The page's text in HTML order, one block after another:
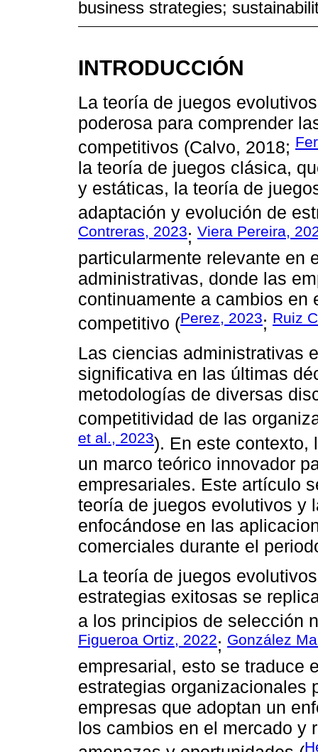
business strategies;
INTRODUCCIÓN
La teoría de juegos
poderosa para comprender
competitivos (Calvo, 2018;
la teoría de juegos clásica,
y estáticas, la teoría de
adaptación y evolución de
Contreras, 2023; Viera Pereira,
particularmente relevante en
administrativas, donde las
continuamente a cambios en
competitivo (Perez, 2023; Ruiz
Las ciencias administrativas
significativa en las últimas
metodologías de diversas
competitividad de las
et al., 2023). En este contexto,
un marco teórico innovador
empresariales. Este artículo
teoría de juegos evolutivos y
enfocándose en las
comerciales durante el
La teoría de juegos
estrategias exitosas se
a los principios de selección
Figueroa Ortiz, 2022; González
empresarial, esto se traduce
estrategias organizacionales
empresas que adoptan un
los cambios en el mercado y